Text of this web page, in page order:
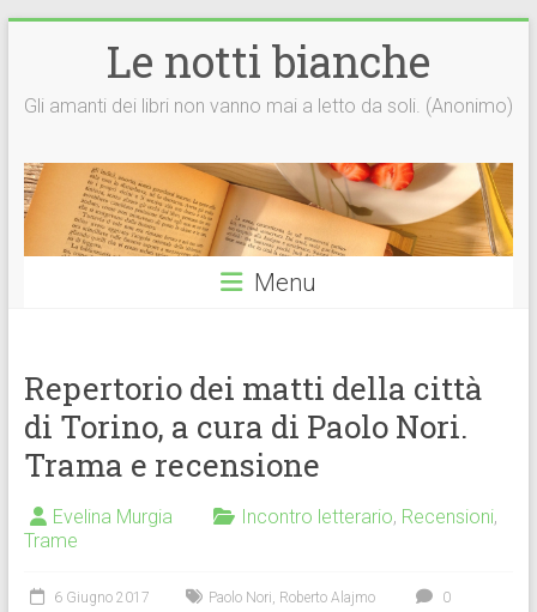
Le notti bianche
Gli amanti dei libri non vanno mai a letto da soli. (Anonimo)
Menu
Repertorio dei matti della città
di Torino, a cura di Paolo Nori.
Trama e recensione
Evelina Murgia Incontro letterario, Recensioni,
Trame
6 Giugno 2017 Paolo Nori Roberto Alajmo
0